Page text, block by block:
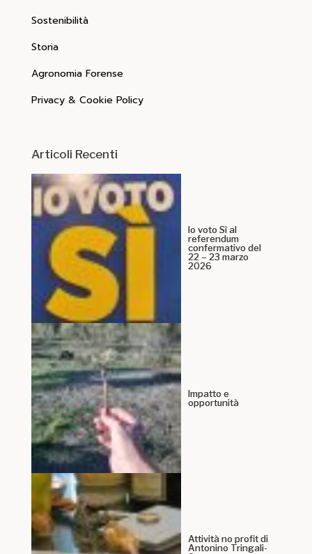
Sostenibilità
Storia
Agronomia Forense
Privacy & Cookie Policy
Articoli Recenti
Io voto Sì al
referendum
confermativo del
22 – 23 marzo
2026
Impatto e
opportunità
Attività no profit di
Antonino Tringali-